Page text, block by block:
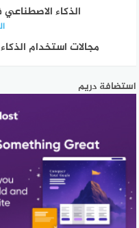
الذكاء
مجالات استخدام
استضافة دريم